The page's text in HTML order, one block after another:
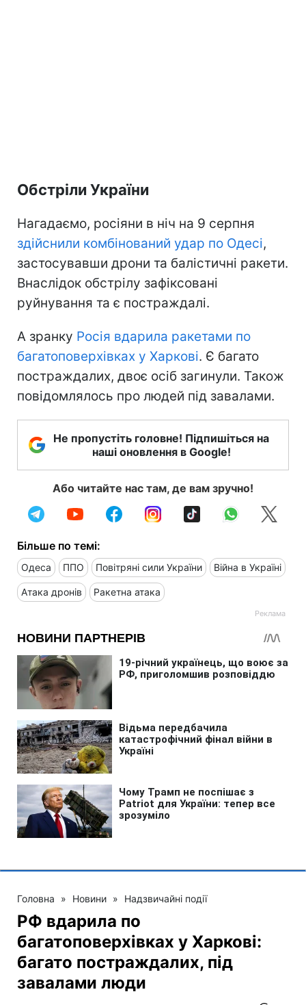
Обстріли України
Нагадаємо, росіяни в ніч на 9 серпня
здійснили комбінований удар по Одесі,
застосувавши дрони та балістичні ракети.
Внаслідок обстрілу зафіксовані
руйнування та є постраждалі.
А зранку Росія вдарила ракетами по
багатоповерхівках у Харкові. Є багато
постраждалих, двоє осіб загинули. Також
повідомлялось про людей під завалами.
Не пропустіть головне! Підпишіться на
наші оновлення в Google!
Або читайте нас там, де вам зручно!
Більше по темі:
Одеса ППО Повітряні сили України Війна в Україні
Атака дронів Ракетна атака
Головна » Новини » Надзвичайні події
РФ вдарила по
багатоповерхівках у Харкові:
багато постраждалих, під
завалами люди